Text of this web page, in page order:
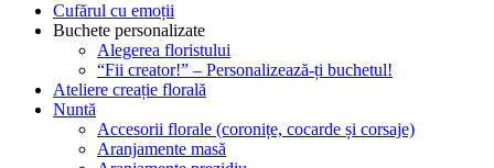
Cufărul cu emoții
Buchete personalizate
Alegerea floristului
“Fii creator!” – Personalizează-ți buchetul!
Ateliere creație florală
Nuntă
Accesorii florale (coronițe, cocarde și corsaje)
Aranjamente masă